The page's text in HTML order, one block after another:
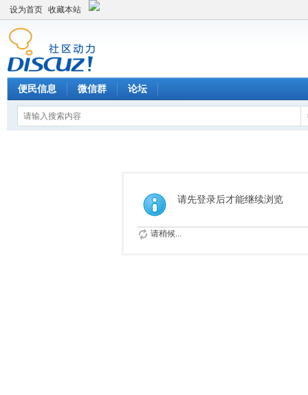
设为首页 收藏本站
便民信息 微信群 论坛
请先登录后才能继续浏览
请稍候...